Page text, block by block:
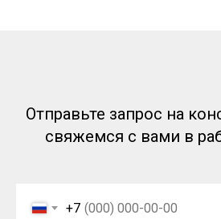
Отправьте запрос на
свяжемся с вами в
+7